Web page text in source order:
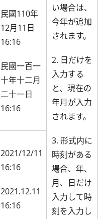
民國110年
12月11日
16:16
民國一百一
十年十二月
二十一日
16:16
い場合は、
今年が追加
されます。
2. 日だけを
入力する
と、現在の
年月が入力
されます。
3. 形式内に
時刻がある
場合、年、
月、日だけ
入力して時
刻を入力し
2021/12/11
16:16
2021.12.11
16:16